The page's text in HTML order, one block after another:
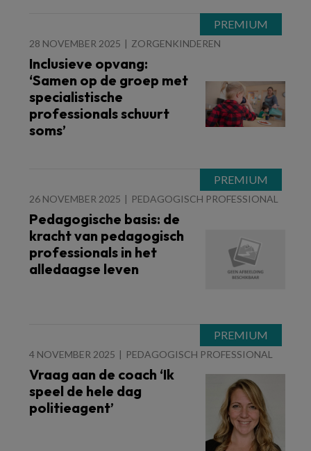
28 NOVEMBER 2025 ZORGENKINDEREN
Inclusieve opvang:
‘Samen op de groep met
specialistische
professionals schuurt
soms’
26 NOVEMBER 2025 PEDAGOGISCH PROFESSIONAL
Pedagogische basis: de
kracht van pedagogisch
professionals in het
alledaagse leven
4 NOVEMBER 2025 PEDAGOGISCH PROFESSIONAL
Vraag aan de coach ‘Ik
speel de hele dag
politieagent’